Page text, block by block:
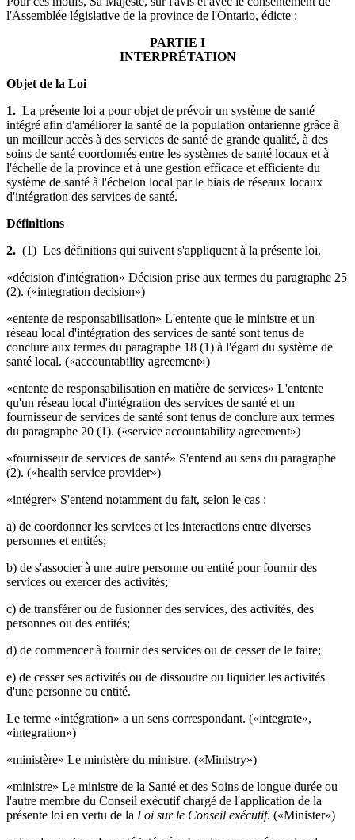
l'Assemblée législative de la province de l'Ontario, édicte :
PARTIE I
INTERPRÉTATION
Objet de la Loi
1. La présente loi a pour objet de prévoir un système de santé
intégré afin d'améliorer la santé de la population ontarienne grâce à
un meilleur accès à des services de santé de grande qualité, à des
soins de santé coordonnés entre les systèmes de santé locaux et à
l'échelle de la province et à une gestion efficace et efficiente du
système de santé à l'échelon local par le biais de réseaux locaux
d'intégration des services de santé.
Définitions
2. (1) Les définitions qui suivent s'appliquent à la présente loi.
«décision d'intégration» Décision prise aux termes du paragraphe 25
(2). («integration decision»)
«entente de responsabilisation» L'entente que le ministre et un
réseau local d'intégration des services de santé sont tenus de
conclure aux termes du paragraphe 18 (1) à l'égard du système de
santé local. («accountability agreement»)
«entente de responsabilisation en matière de services» L'entente
qu'un réseau local d'intégration des services de santé et un
fournisseur de services de santé sont tenus de conclure aux termes
du paragraphe 20 (1). («service accountability agreement»)
«fournisseur de services de santé» S'entend au sens du paragraphe
(2). («health service provider»)
«intégrer» S'entend notamment du fait, selon le cas :
a) de coordonner les services et les interactions entre diverses
personnes et entités;
b) de s'associer à une autre personne ou entité pour fournir des
services ou exercer des activités;
c) de transférer ou de fusionner des services, des activités, des
personnes ou des entités;
d) de commencer à fournir des services ou de cesser de le faire;
e) de cesser ses activités ou de dissoudre ou liquider les activités
d'une personne ou entité.
Le terme «intégration» a un sens correspondant. («integrate»,
«integration»)
«ministère» Le ministère du ministre. («Ministry»)
«ministre» Le ministre de la Santé et des Soins de longue durée ou
l'autre membre du Conseil exécutif chargé de l'application de la
présente loi en vertu de la Loi sur le Conseil exécutif. («Minister»)